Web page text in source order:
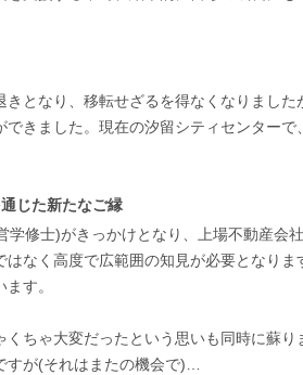
となり、移転せざるを得なくなりました
きました。現在の汐留シティセンターで
じた新たなご縁
学修士)がきっかけとなり、上場不動産会
なく高度で広範囲の知見が必要となりま
す。
ちゃ大変だったという思いも同時に蘇り
が(それはまたの機会で)…